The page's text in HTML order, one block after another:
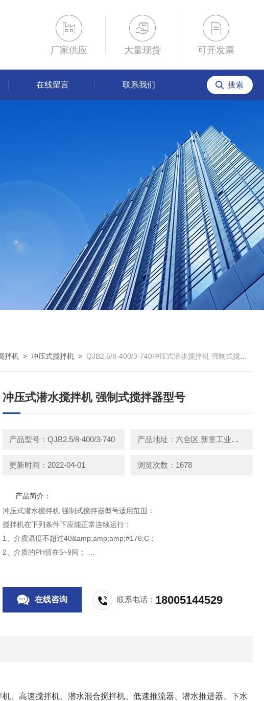
厂家供应 大量现货 可开发票
在线留言 联系我们
拌机 >冲压式搅拌机 >QJB2.5/8-400/3-740冲压式潜水搅拌机 强制式搅拌器型号
冲压式潜水搅拌机 强制式搅拌器型号
产品型号：QJB2.5/8-400/3-740 产品地址：六合区 新篁工业园园区中路3号
更新时间：2022-04-01 浏览次数：1678
产品简介：
冲压式潜水搅拌机 强制式搅拌器型号适用范围：
搅拌机在下列条件下应能正常连续运行：
1、介质温度不超过40&amp;amp;amp;#176;C；
2、介质的PH值在5~9间；
在线咨询 联系电话： 18005144529
、高速搅拌机、潜水混合搅拌机、低速推流器、潜水推进器、下水